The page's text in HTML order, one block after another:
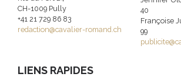
CH-1009 Pully
+41 21 729 86 83
redaction@cavalier-romand.ch
40
Françoise
99
LIENS RAPIDES